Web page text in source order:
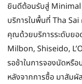
ยินดีต้อนรับสู่ Minimal
บริการในพื้นที่ Tha Sai
คุณด้วยบริการระดับยอ
Milbon, Shiseido,
รอช้าในการจองนัดหรือ
หลังจากการซื้อ มาสัม